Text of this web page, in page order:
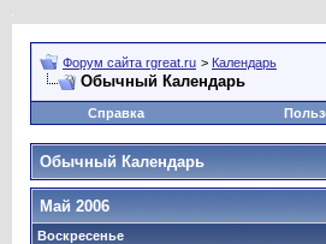
Форум сайта rgreat.ru > Календарь
Обычный Календарь
Справка
Обычный Календарь
Май 2006
Воскресенье